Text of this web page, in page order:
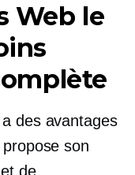
Web le
des avantages
son
de